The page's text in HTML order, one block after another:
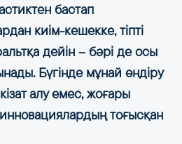
бастап
киім-кешекке, тіпті
дейін – бәрі де осы
Бүгінде мұнай өндіру
алу емес, жоғары
тоғысқан